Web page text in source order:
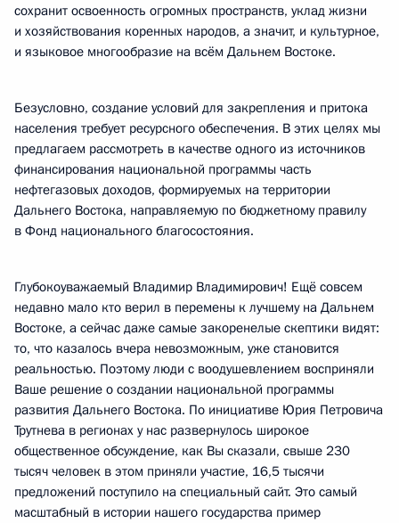
сохранит освоенность огромных пространств, уклад жизни
и хозяйствования коренных народов, а значит, и культурное,
и языковое многообразие на всём Дальнем Востоке.
Безусловно, создание условий для закрепления и притока
населения требует ресурсного обеспечения. В этих целях мы
предлагаем рассмотреть в качестве одного из источников
финансирования национальной программы часть
нефтегазовых доходов, формируемых на территории
Дальнего Востока, направляемую по бюджетному правилу
в Фонд национального благосостояния.
Глубокоуважаемый Владимир Владимирович! Ещё совсем
недавно мало кто верил в перемены к лучшему на Дальнем
Востоке, а сейчас даже самые закоренелые скептики видят:
то, что казалось вчера невозможным, уже становится
реальностью. Поэтому люди с воодушевлением восприняли
Ваше решение о создании национальной программы
развития Дальнего Востока. По инициативе Юрия Петровича
Трутнева в регионах у нас развернулось широкое
общественное обсуждение, как Вы сказали, свыше 230
тысяч человек в этом приняли участие, 16,5 тысячи
предложений поступило на специальный сайт. Это самый
масштабный в истории нашего государства пример